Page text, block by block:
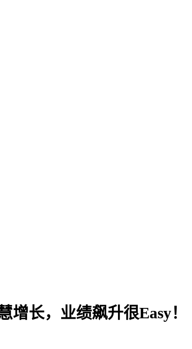
长，业绩飙升很Easy！